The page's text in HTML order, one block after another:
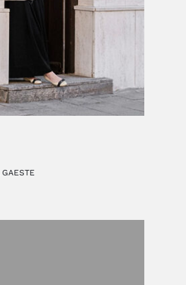
GAESTE